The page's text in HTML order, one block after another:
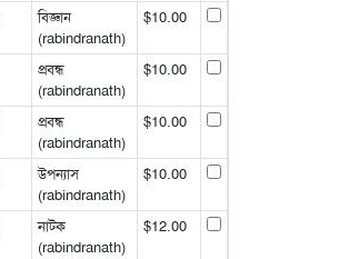
বিজ্ঞান
(rabindranath)
$10.00
প্রবন্ধ
(rabindranath)
$10.00
প্রবন্ধ
(rabindranath)
$10.00
উপন্যাস
(rabindranath)
$10.00
নাটক
(rabindranath)
$12.00